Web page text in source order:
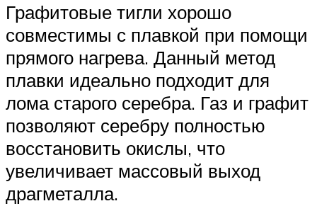
Графитовые тигли хорошо
совместимы с плавкой при помощи
прямого нагрева. Данный метод
плавки идеально подходит для
лома старого серебра. Газ и графит
позволяют серебру полностью
восстановить окислы, что
увеличивает массовый выход
драгметалла.